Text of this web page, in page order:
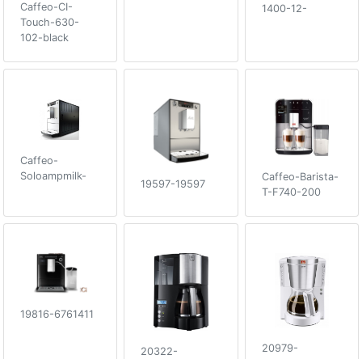
Caffeo-CI-
Touch-630-
102-black
1400-12-
Caffeo-
Soloampmilk-
19597-19597
Caffeo-Barista-
T-F740-200
19816-6761411
20322-
20979-